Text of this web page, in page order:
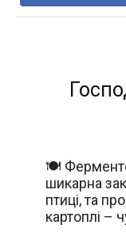
🍽️
шикарна
птиці, та
картоплі –